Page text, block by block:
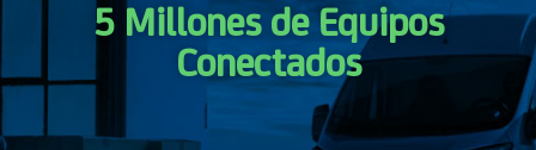
5 Millones de Equipos
Conectados